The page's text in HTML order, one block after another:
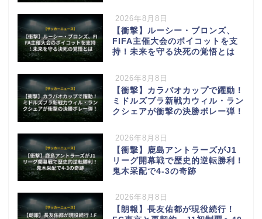
2026年8月8日
【衝撃】ルーシー・ブロンズ、
FIFA主催大会のボイコットを支
持！未来を守る決死の覚悟とは
2026年8月8日
【衝撃】カラバオカップで躍動！
ミドルズブラ新戦力ウィル・ラン
クシェアが衝撃の決勝ボレー弾！
2026年8月8日
【衝撃】鹿島アントラーズがJ1
リーグ開幕戦で歴史的逆転勝利！
鬼木采配で4-3の奇跡
2026年8月8日
【朗報】長友佑都が現役続行！